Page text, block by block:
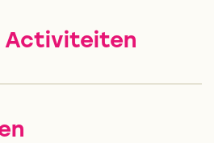
Activiteiten